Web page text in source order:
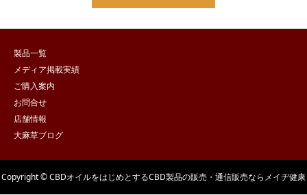
製品一覧
メディア掲載実績
ご購入案内
お問合せ
店舗情報
大麻草ブログ
Copyright © CBDオイルをはじめとするCBD製品の販売・通信販売ならメイヂ健康